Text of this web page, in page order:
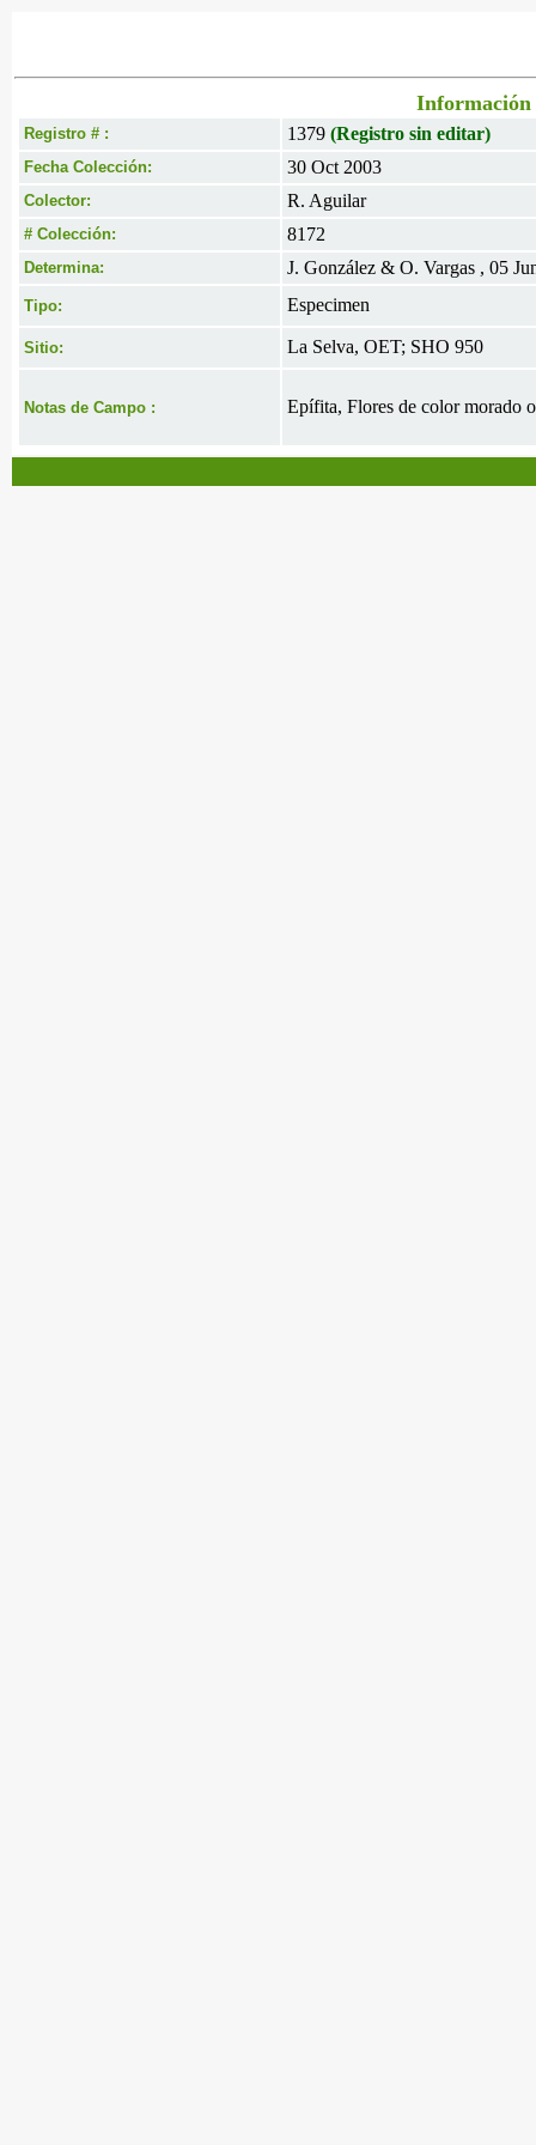
Información
Registro # : 1379 (Registro sin editar)
Fecha Colección: 30 Oct 2003
Colector: R. Aguilar
# Colección: 8172
Determina: J. González & O. Vargas , 05
Tipo: Especimen
Sitio: La Selva, OET; SHO 950
Notas de Campo : Epífita, Flores de color morado